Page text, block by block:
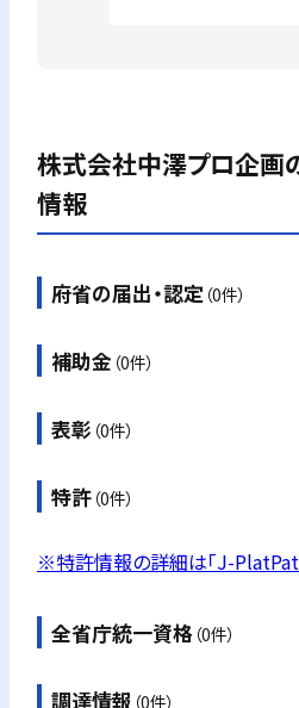
株式会社中澤プロ企画
情報
府省の届出・認定 （0件）
補助金 （0件）
表彰 （0件）
特許（0件）
※特許情報の詳細は「J-PlatPat
全省庁統一資格（0件）
調達情報 （0件）